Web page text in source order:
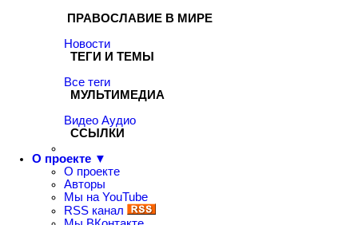
ПРАВОСЛАВИЕ В МИРЕ
Новости
ТЕГИ И ТЕМЫ
Все теги
МУЛЬТИМЕДИА
Видео Аудио
ССЫЛКИ
О проекте ▼
О проекте
Авторы
Мы на YouTube
RSS канал